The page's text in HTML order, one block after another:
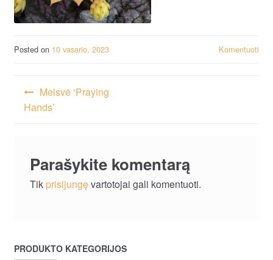
Posted on 10 vasario, 2023 Komentuoti
Navigacija
tarp
Melsvė ‘Praying
Hands’
Parašykite komentarą
Tik prisijungęvartotojai gali komentuoti.
PRODUKTO KATEGORIJOS